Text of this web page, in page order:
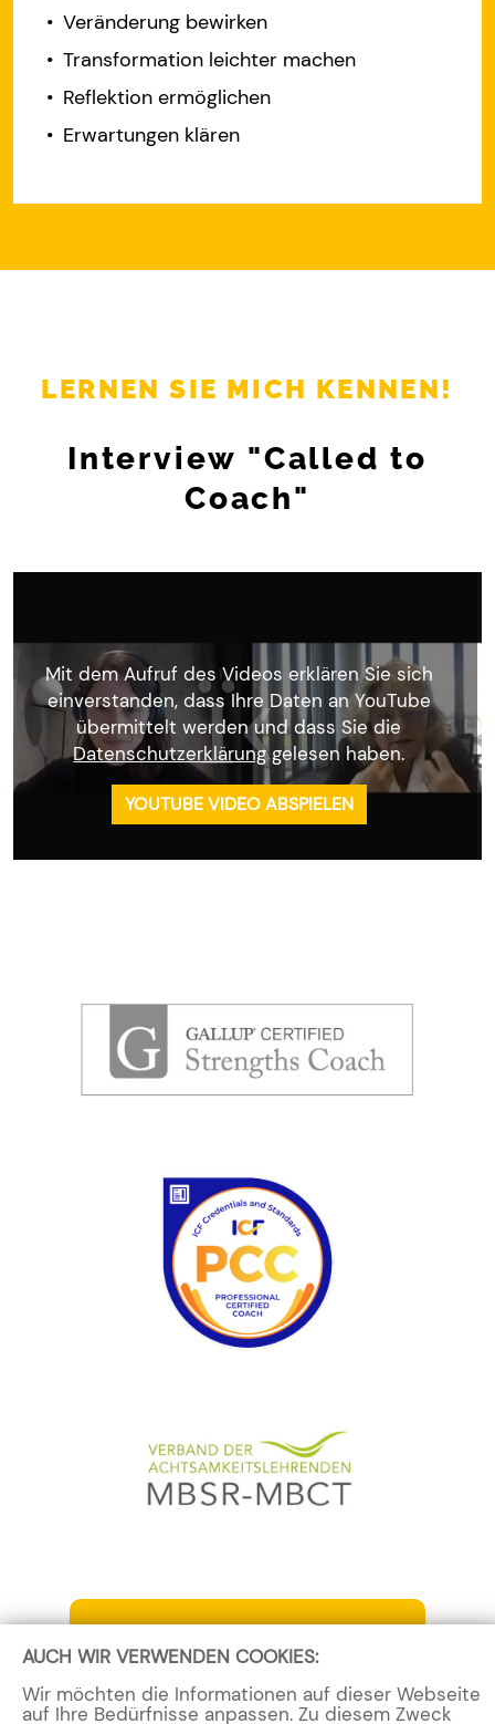
Veränderung bewirken
Transformation leichter machen
Reflektion ermöglichen
Erwartungen klären
LERNEN SIE MICH KENNEN!
Interview "Called to
Coach"
Mit dem Aufruf des Videos erklären Sie sich
einverstanden, dass Ihre Daten an YouTube
übermittelt werden und dass Sie die
Datenschutzerklärunggelesen haben.
Jetzt Kontakt aufnehmen
AUCH WIR VERWENDEN COOKIES:
Wir möchten die Informationen auf dieser Webseite
auf Ihre Bedürfnisse anpassen. Zu diesem Zweck